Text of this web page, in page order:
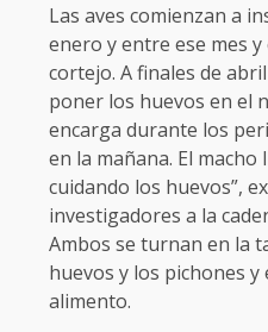
Las aves comienzan a
enero y entre ese mes
cortejo. A finales de
poner los huevos en el
encarga durante los
en la mañana. El
cuidando los huevos”,
investigadores a la
Ambos se turnan en la
huevos y los pichones y
alimento.